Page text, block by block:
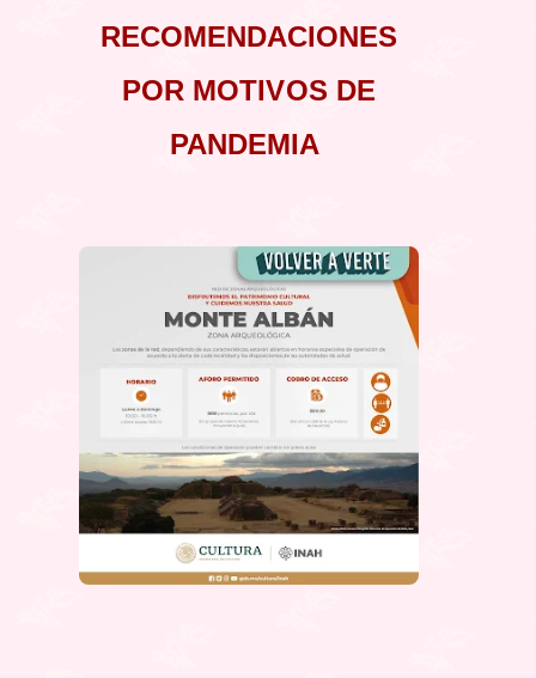
RECOMENDACIONES
POR MOTIVOS DE
PANDEMIA